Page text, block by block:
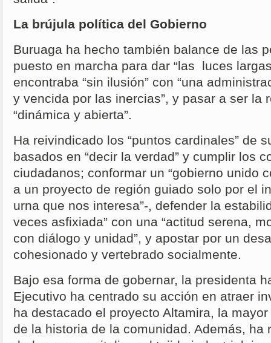
La brújula política del Gobierno
Buruaga ha hecho también balance de las
puesto en marcha para dar “las luces
encontraba “sin ilusión” con “una
y vencida por las inercias”, y pasar a ser la
“dinámica y abierta”.
Ha reivindicado los “puntos cardinales” de
basados en “decir la verdad” y cumplir los
ciudadanos; conformar un “gobierno unido
a un proyecto de región guiado solo por el
urna que nos interesa”-, defender la
veces asfixiada” con una “actitud serena,
con diálogo y unidad”, y apostar por un
cohesionado y vertebrado socialmente.
Bajo esa forma de gobernar, la presidenta
Ejecutivo ha centrado su acción en atraer
ha destacado el proyecto Altamira, la
de la historia de la comunidad. Además, ha